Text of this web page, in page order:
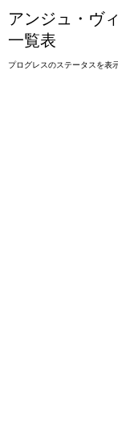
アンジュ・ヴ
一覧表
プログレスのステータスを表